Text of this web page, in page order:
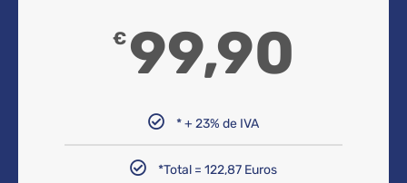
€ 99,90
* + 23% de IVA
*Total = 122,87 Euros